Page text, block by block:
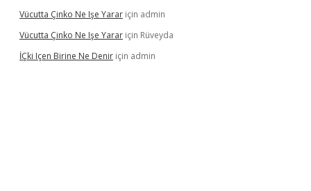
Vücutta Çinko Ne Işe Yarar için admin
Vücutta Çinko Ne Işe Yarar için Rüveyda
İÇki Içen Birine Ne Denir için admin